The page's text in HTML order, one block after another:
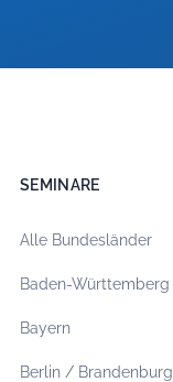
SEMINARE
Alle Bundesländer
Baden-Württemberg
Bayern
Berlin / Brandenburg